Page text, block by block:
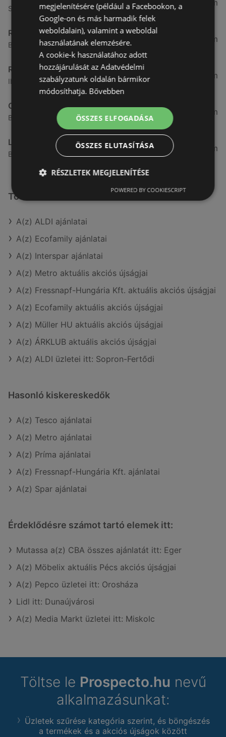
Somfalvi u. 14., 9400 Sopron
3,31 km
Reál
Besenyő u. 16., 9400 Sopron
3,32 km
Reál
Ibolya út 15., 9400 Sopron
3,41 km
CBA
Bánfalvi u. 14, 9400 Sopron
3,58 km
Lidl
Bánfalvi út 12. 12, 9400 Sopron
3,59 km
További linkek
A(z) ALDI ajánlatai
A(z) Ecofamily ajánlatai
A(z) Interspar ajánlatai
A(z) Metro aktuális akciós újságjai
A(z) Fressnapf-Hungária Kft. aktuális akciós újságjai
A(z) Ecofamily aktuális akciós újságjai
A(z) Müller HU aktuális akciós újságjai
A(z) ÁRKLUB aktuális akciós újságjai
A(z) ALDI üzletei itt: Sopron-Fertődi
Hasonló kiskereskedők
A(z) Tesco ajánlatai
A(z) Metro ajánlatai
A(z) Príma ajánlatai
A(z) Fressnapf-Hungária Kft. ajánlatai
A(z) Spar ajánlatai
Érdeklődésre számot tartó elemek itt:
Mutassa a(z) CBA összes ajánlatát itt: Eger
A(z) Möbelix aktuális Pécs akciós újságjai
A(z) Pepco üzletei itt: Orosháza
Lidl itt: Dunaújvárosi
A(z) Media Markt üzletei itt: Miskolc
Töltse le Prospecto.hu nevű
alkalmazásunkat:
Üzletek szűrése kategória szerint, és böngészés
a termékek és a akciós újságok között
megjelenítésére (például a Facebookon, a
Google-on és más harmadik felek
weboldalain), valamint a weboldal
használatának elemzésére.
A cookie-k használatához adott
hozzájárulását az Adatvédelmi
szabályzatunk oldalán bármikor
módosíthatja. Bővebben
ÖSSZES ELFOGADÁSA
ÖSSZES ELUTASÍTÁSA
RÉSZLETEK MEGJELENÍTÉSE
POWERED BY COOKIESCRIPT